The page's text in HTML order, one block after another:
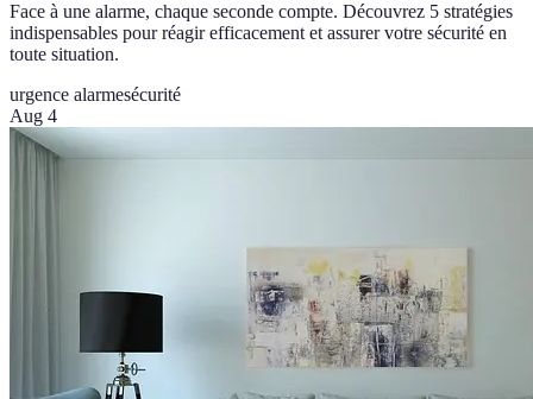
Face à une alarme, chaque seconde compte. Découvrez 5 stratégies
indispensables pour réagir efficacement et assurer votre sécurité en
toute situation.
urgence alarmesécurité
Aug 4